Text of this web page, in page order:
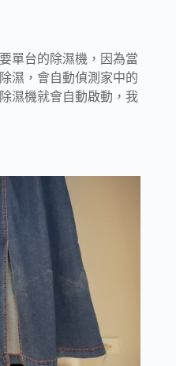
單台的除濕機，因為當
濕，會自動偵測家中的
濕機就會自動啟動，我